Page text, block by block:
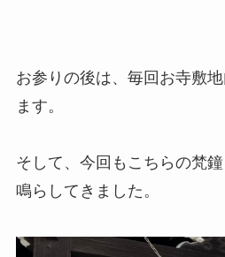
お参りの後は、毎回お寺敷
ます。
そして、今回もこちらの梵
鳴らしてきました。